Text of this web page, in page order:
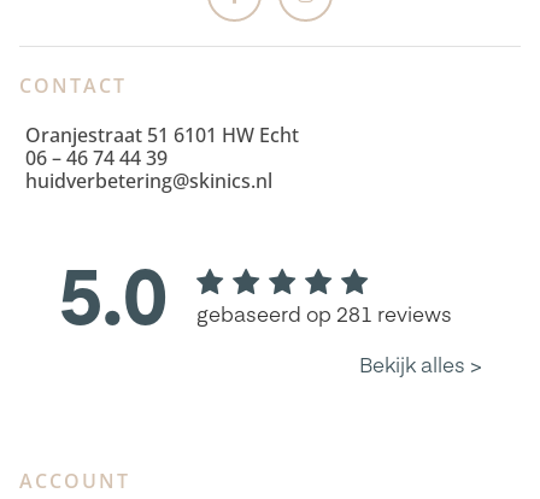
CONTACT
Oranjestraat 51 6101 HW Echt
06 – 46 74 44 39
huidverbetering@skinics.nl
ACCOUNT